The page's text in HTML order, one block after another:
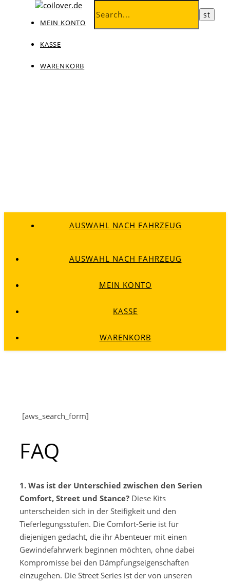
MEIN KONTO
KASSE
WARENKORB
AUSWAHL NACH FAHRZEUG
AUSWAHL NACH FAHRZEUG
MEIN KONTO
KASSE
WARENKORB
[aws_search_form]
FAQ
1. Was ist der Unterschied zwischen den Serien
Comfort, Street und Stance? Diese Kits
unterscheiden sich in der Steifigkeit und den
Tieferlegungsstufen. Die Comfort-Serie ist für
diejenigen gedacht, die ihr Abenteuer mit einen
Gewindefahrwerk beginnen möchten, ohne dabei
Kompromisse bei den Dämpfungseigenschaften
einzugehen. Die Street Series ist der von unseren